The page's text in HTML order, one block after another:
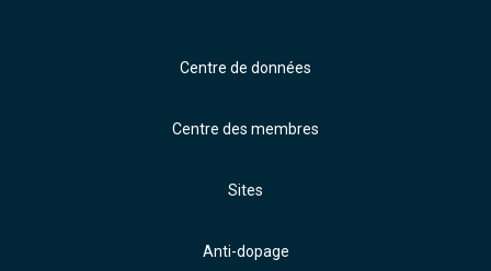
Centre de données
Centre des membres
Sites
Anti-dopage